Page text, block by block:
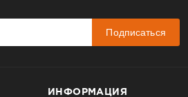
Подписаться
ИНФОРМАЦИЯ